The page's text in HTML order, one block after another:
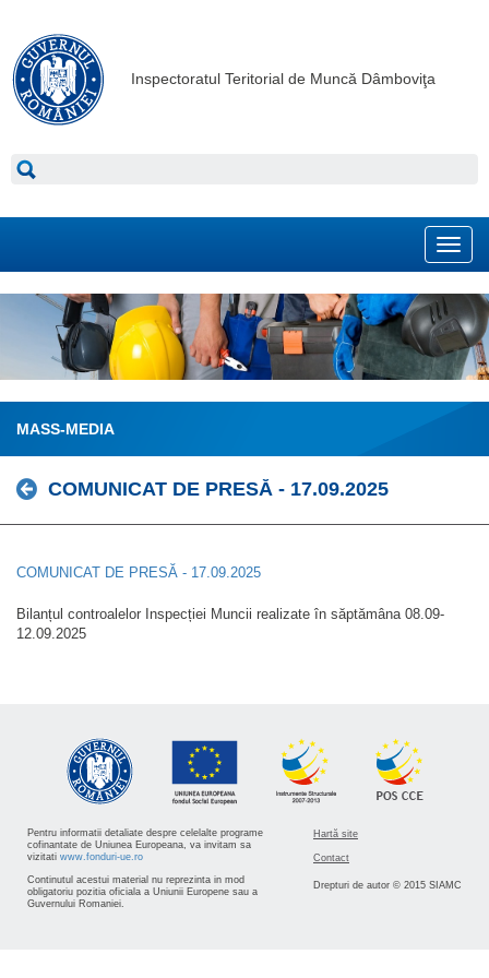
Inspectoratul Teritorial de Muncă Dâmboviţa
MASS-MEDIA
COMUNICAT DE PRESĂ - 17.09.2025
COMUNICAT DE PRESĂ - 17.09.2025
Bilanțul controalelor Inspecției Muncii realizate în săptămâna 08.09-
12.09.2025
Pentru informatii detaliate despre celelalte programe
cofinantate de Uniunea Europeana, va invitam sa
vizitati www.fonduri-ue.ro
Continutul acestui material nu reprezinta in mod
obligatoriu pozitia oficiala a Uniunii Europene sau a
Guvernului Romaniei.
Hartă site
Contact
Drepturi de autor © 2015 SIAMC